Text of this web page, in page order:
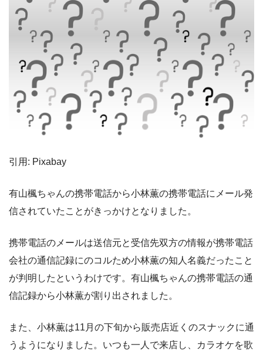
引用: Pixabay
有山楓ちゃんの携帯電話から小林薫の携帯電話にメール発
信されていたことがきっかけとなりました。
携帯電話のメールは送信元と受信先双方の情報が携帯電話
会社の通信記録にのコルため小林薫の知人名義だったこと
が判明したというわけです。有山楓ちゃんの携帯電話の通
信記録から小林薫が割り出されました。
また、小林薫は11月の下旬から販売店近くのスナックに通
うようになりました。いつも一人で来店し、カラオケを歌